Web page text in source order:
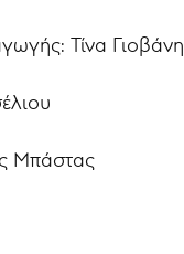
Τίνα Γιοβάνη
Μπάστας